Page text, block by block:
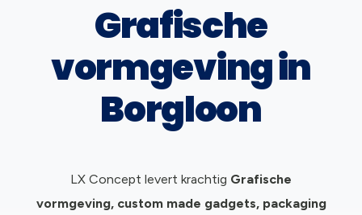
Grafische
vormgeving in
Borgloon
LX Concept levert krachtig Grafische
vormgeving, custom made gadgets, packaging